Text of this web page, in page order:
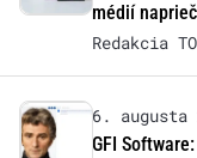
médií
Redakcia
6. augusta
GFI